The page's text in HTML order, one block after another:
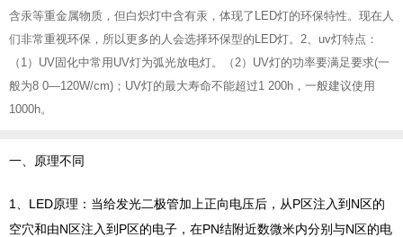
含汞等重金属物质，但白炽灯中含有汞，体现了LED灯的环保特性。现在人
们非常重视环保，所以更多的人会选择环保型的LED灯。2、uv灯特点：
（1）UV固化中常用UV灯为弧光放电灯。（2）UV灯的功率要满足要求(一
般为8 0—120W/cm)；UV灯的最大寿命不能超过1 200h，一般建议使用
1000h。
一、原理不同
1、LED原理：当给发光二极管加上正向电压后，从P区注入到N区的
空穴和由N区注入到P区的电子，在PN结附近数微米内分别与N区的电